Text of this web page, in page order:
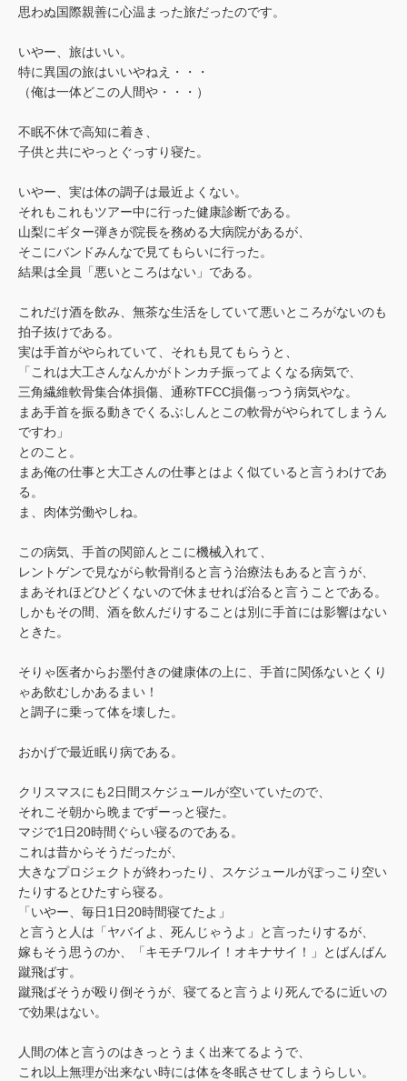
思わぬ国際親善に心温まった旅だったのです。
いやー、旅はいい。
特に異国の旅はいいやねえ・・・
（俺は一体どこの人間や・・・）
不眠不休で高知に着き、
子供と共にやっとぐっすり寝た。
いやー、実は体の調子は最近よくない。
それもこれもツアー中に行った健康診断である。
山梨にギター弾きが院長を務める大病院があるが、
そこにバンドみんなで見てもらいに行った。
結果は全員「悪いところはない」である。
これだけ酒を飲み、無茶な生活をしていて悪いところがないのも
拍子抜けである。
実は手首がやられていて、それも見てもらうと、
「これは大工さんなんかがトンカチ振ってよくなる病気で、
三角繊維軟骨集合体損傷、通称TFCC損傷っつう病気やな。
まあ手首を振る動きでくるぶしんとこの軟骨がやられてしまうん
ですわ」
とのこと。
まあ俺の仕事と大工さんの仕事とはよく似ていると言うわけであ
る。
ま、肉体労働やしね。
この病気、手首の関節んとこに機械入れて、
レントゲンで見ながら軟骨削ると言う治療法もあると言うが、
まあそれほどひどくないので休ませれば治ると言うことである。
しかもその間、酒を飲んだりすることは別に手首には影響はない
ときた。
そりゃ医者からお墨付きの健康体の上に、手首に関係ないとくり
ゃあ飲むしかあるまい！
と調子に乗って体を壊した。
おかげで最近眠り病である。
クリスマスにも2日間スケジュールが空いていたので、
それこそ朝から晩までずーっと寝た。
マジで1日20時間ぐらい寝るのである。
これは昔からそうだったが、
大きなプロジェクトが終わったり、スケジュールがぽっこり空い
たりするとひたすら寝る。
「いやー、毎日1日20時間寝てたよ」
と言うと人は「ヤバイよ、死んじゃうよ」と言ったりするが、
嫁もそう思うのか、「キモチワルイ！オキナサイ！」とばんばん
蹴飛ばす。
蹴飛ばそうが殴り倒そうが、寝てると言うより死んでるに近いの
で効果はない。
人間の体と言うのはきっとうまく出来てるようで、
これ以上無理が出来ない時には体を冬眠させてしまうらしい。